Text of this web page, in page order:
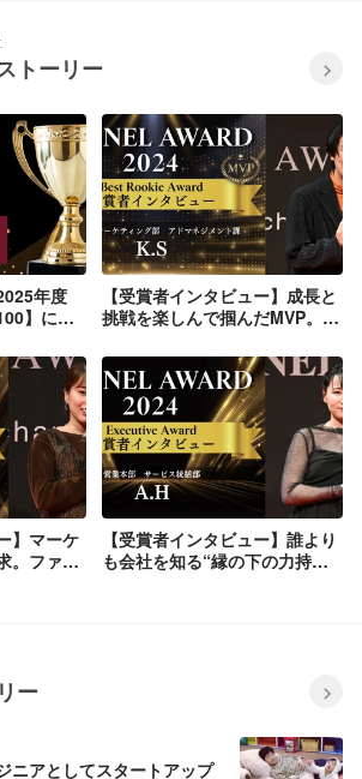
トーリー
年度
】に選
ジョンと
【受賞者インタビュー】成長と
挑戦を楽しんで掴んだMVP。超
げた次世代マーケター
】マーケ
。ファン
【受賞者インタビュー】誰より
も会社を知る“縁の下の力持
ー
ニアとしてスタートアップ